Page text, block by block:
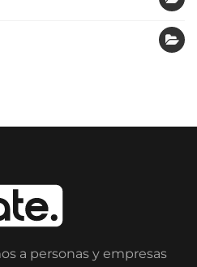
a personas y empresas